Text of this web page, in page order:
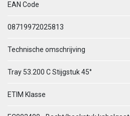
EAN Code
08719972025813
Technische omschrijving
Tray 53.200 C Stijgstuk 45°
ETIM Klasse